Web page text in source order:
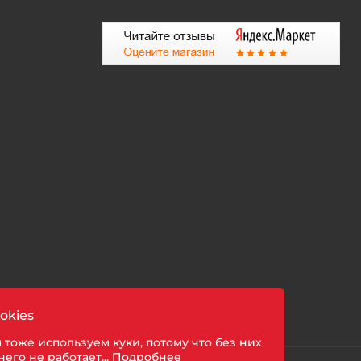
используем куки, потому что без них
не работает... Подробнее